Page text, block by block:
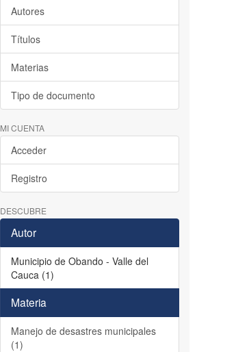
Autores
Títulos
Materias
Tipo de documento
MI CUENTA
Acceder
Registro
DESCUBRE
Autor
Municipio de Obando - Valle del
Cauca (1)
Materia
Manejo de desastres municipales
(1)